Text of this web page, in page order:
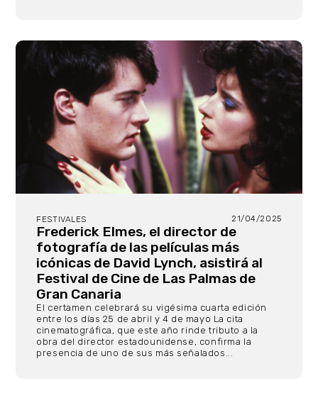
FESTIVALES 21/04/2025
Frederick Elmes, el director de
fotografía de las películas más
icónicas de David Lynch, asistirá al
Festival de Cine de Las Palmas de
Gran Canaria
El certamen celebrará su vigésima cuarta edición
entre los días 25 de abril y 4 de mayo La cita
cinematográfica, que este año rinde tributo a la
obra del director estadounidense, confirma la
presencia de uno de sus más señalados...